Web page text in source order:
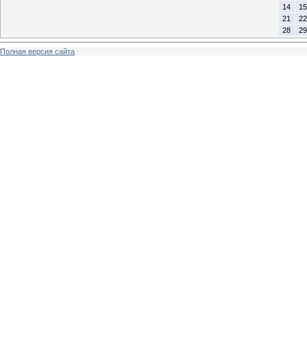
14
15
21
22
28
29
Полная версия сайта